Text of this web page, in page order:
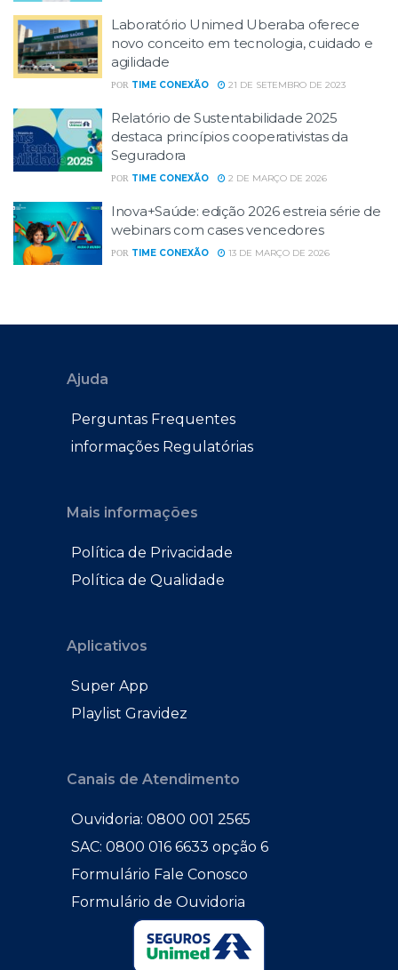
Laboratório Unimed Uberaba oferece
novo conceito em tecnologia, cuidado e
agilidade
POR TIME CONEXÃO 21 DE SETEMBRO DE 2023
Relatório de Sustentabilidade 2025
destaca princípios cooperativistas da
Seguradora
POR TIME CONEXÃO 2 DE MARÇO DE 2026
Inova+Saúde: edição 2026 estreia série de
webinars com cases vencedores
POR TIME CONEXÃO 13 DE MARÇO DE 2026
Ajuda
Perguntas Frequentes
informações Regulatórias
Mais informações
Política de Privacidade
Política de Qualidade
Aplicativos
Super App
Playlist Gravidez
Canais de Atendimento
Ouvidoria: 0800 001 2565
SAC: 0800 016 6633 opção 6
Formulário Fale Conosco
Formulário de Ouvidoria